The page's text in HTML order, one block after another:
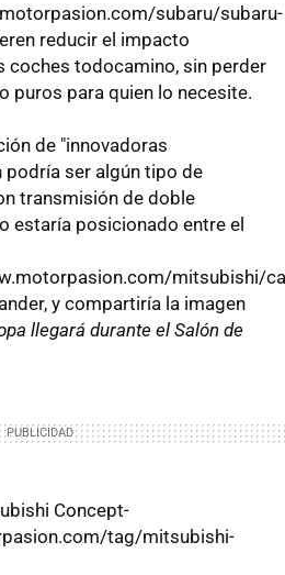
subaru/subaru-
reducir el impacto
coches todocamino, sin perder
puros para quien lo necesite.
de "innovadoras
podría ser algún tipo de
transmisión de doble
estaría posicionado entre el
mitsubishi/
y compartiría la imagen
llegará durante el Salón de
Concept-
tag/mitsubishi-